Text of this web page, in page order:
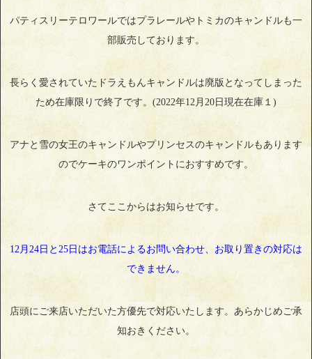
パティスリーテロワールではプラレールやトミカのキャンドルも一
部販売しております。
長らく愛されていたドラえもんキャンドルは廃版となってしまった
ため在庫限りで終了です。(2022年12月20日現在在庫１)
アナと雪の女王のキャンドルやプリンセスのキャンドルもあります
のでケーキのワンポイントにおすすめです。
さてここからはお知らせです。
12月24日と25日はお電話によるお問い合わせ、お取り置きの対応は
できません。
店頭にご来店いただいた方優先で対応いたします。あらかじめご承
知おきください。